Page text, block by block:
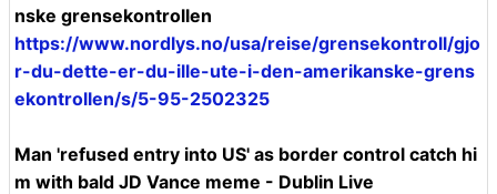
nske grensekontrollen
https://www.nordlys.no/usa/reise/grensekontroll/gjo
r-du-dette-er-du-ille-ute-i-den-amerikanske-grens
ekontrollen/s/5-95-2502325
Man 'refused entry into US' as border control catch hi
m with bald JD Vance meme - Dublin Live